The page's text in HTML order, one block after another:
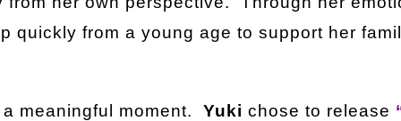
quickly from a young age to support her
meaningful moment. Yuki chose to release